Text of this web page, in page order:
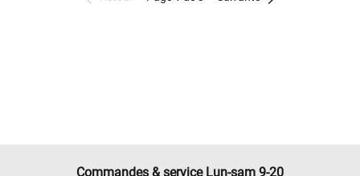
Commandes & service Lun-sam 9-20